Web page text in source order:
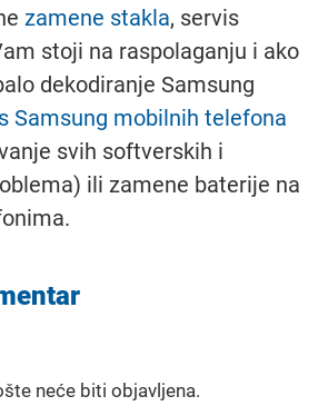
zamene stakla, servis
stoji na raspolaganju i ako
dekodiranje Samsung
Samsung mobilnih telefona
svih softverskih i
ili zamene baterije na
neće biti objavljena.